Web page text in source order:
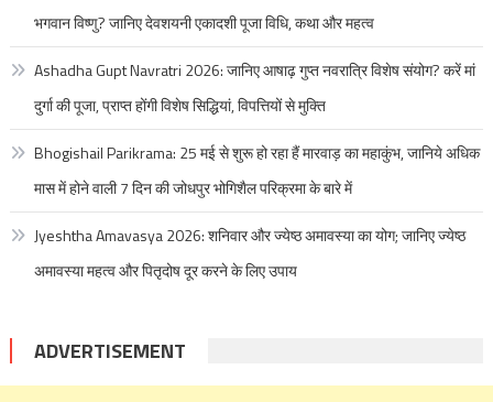
भगवान विष्णु? जानिए देवशयनी एकादशी पूजा विधि, कथा और महत्व
Ashadha Gupt Navratri 2026: जानिए आषाढ़ गुप्त नवरात्रि विशेष संयोग? करें मां
दुर्गा की पूजा, प्राप्त होंगी विशेष सिद्धियां, विपत्तियों से मुक्ति
Bhogishail Parikrama: 25 मई से शुरू हो रहा हैं मारवाड़ का महाकुंभ, जानिये अधिक
मास में होने वाली 7 दिन की जोधपुर भोगिशैल परिक्रमा के बारे में
Jyeshtha Amavasya 2026: शनिवार और ज्येष्ठ अमावस्या का योग; जानिए ज्येष्ठ
अमावस्या महत्व और पितृदोष दूर करने के लिए उपाय
ADVERTISEMENT